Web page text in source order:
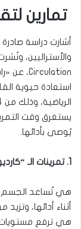
تمارين
أشارت دراسة
استعادة حيوية
يُوصى بأدائها.
1. تمرينات الـ “كارديو” Cardio
هي تُساعد الجسم
أثناء أدائها،
هي ترفع مستويات